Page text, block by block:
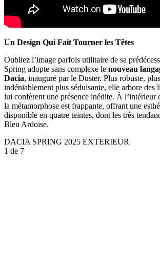
Un Design Qui Fait Tourner les Têtes
Oubliez l’image parfois utilitaire de sa
Spring adopte sans complexe le nouveau
Dacia, inauguré par le Duster. Plus robuste,
indéniablement plus séduisante, elle arbore des
lui confèrent une présence inédite. À l’intérieur
la métamorphose est frappante, offrant une
disponible en quatre teintes, dont les très
Bleu Ardoise.
DACIA SPRING 2025 EXTERIEUR
1 de 7